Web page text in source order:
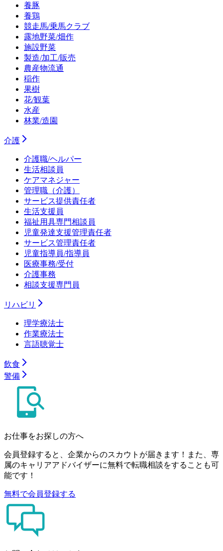
養豚
養鶏
競走馬/乗馬クラブ
露地野菜/畑作
施設野菜
製造/加工/販売
農産物流通
稲作
果樹
花/観葉
水産
林業/造園
介護
介護職/ヘルパー
生活相談員
ケアマネジャー
管理職（介護）
サービス提供責任者
生活支援員
福祉用具専門相談員
児童発達支援管理責任者
サービス管理責任者
児童指導員/指導員
医療事務/受付
介護事務
相談支援専門員
リハビリ
理学療法士
作業療法士
言語聴覚士
飲食
警備
お仕事をお探しの方へ
会員登録すると、企業からのスカウトが届きます！また、専
属のキャリアアドバイザーに無料で転職相談をすることも可
能です！
無料で会員登録する